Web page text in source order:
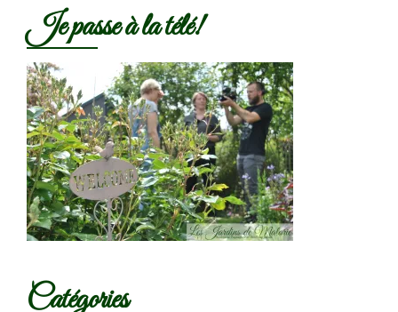
Je passe à la télé!
Catégories